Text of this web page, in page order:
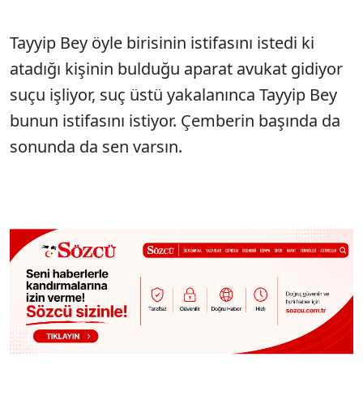
Tayyip Bey öyle birisinin istifasını istedi ki
atadığı kişinin bulduğu aparat avukat gidiyor
suçu işliyor, suç üstü yakalanınca Tayyip Bey
bunun istifasını istiyor. Çemberin başında da
sonunda da sen varsın.